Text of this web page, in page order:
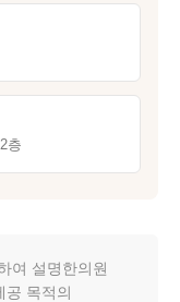
층
여 설명한의원
공 목적의